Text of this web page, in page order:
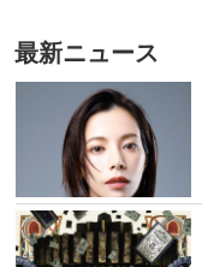
最新ニュース